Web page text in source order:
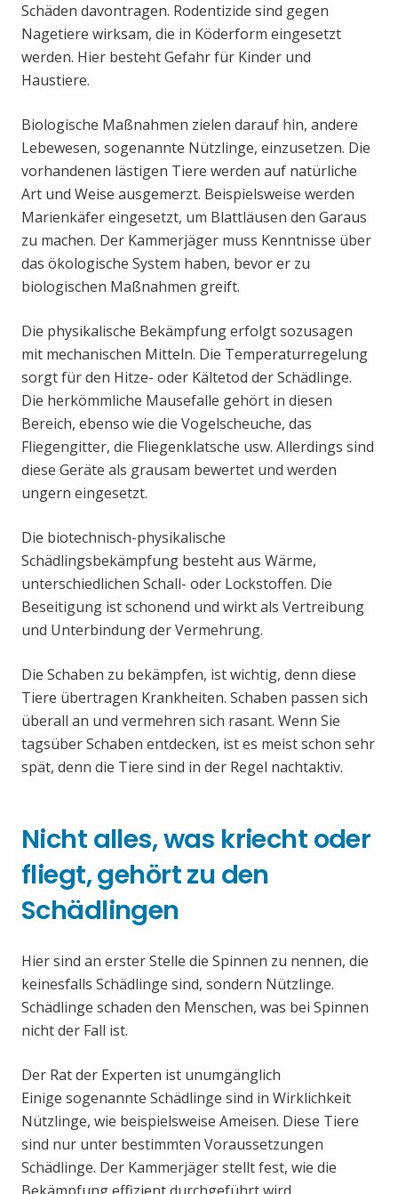
Schäden davontragen. Rodentizide sind gegen
Nagetiere wirksam, die in Köderform eingesetzt
werden. Hier besteht Gefahr für Kinder und
Haustiere.
Biologische Maßnahmen zielen darauf hin, andere
Lebewesen, sogenannte Nützlinge, einzusetzen. Die
vorhandenen lästigen Tiere werden auf natürliche
Art und Weise ausgemerzt. Beispielsweise werden
Marienkäfer eingesetzt, um Blattläusen den Garaus
zu machen. Der Kammerjäger muss Kenntnisse über
das ökologische System haben, bevor er zu
biologischen Maßnahmen greift.
Die physikalische Bekämpfung erfolgt sozusagen
mit mechanischen Mitteln. Die Temperaturregelung
sorgt für den Hitze- oder Kältetod der Schädlinge.
Die herkömmliche Mausefalle gehört in diesen
Bereich, ebenso wie die Vogelscheuche, das
Fliegengitter, die Fliegenklatsche usw. Allerdings sind
diese Geräte als grausam bewertet und werden
ungern eingesetzt.
Die biotechnisch-physikalische
Schädlingsbekämpfung besteht aus Wärme,
unterschiedlichen Schall- oder Lockstoffen. Die
Beseitigung ist schonend und wirkt als Vertreibung
und Unterbindung der Vermehrung.
Die Schaben zu bekämpfen, ist wichtig, denn diese
Tiere übertragen Krankheiten. Schaben passen sich
überall an und vermehren sich rasant. Wenn Sie
tagsüber Schaben entdecken, ist es meist schon sehr
spät, denn die Tiere sind in der Regel nachtaktiv.
Nicht alles, was kriecht oder
fliegt, gehört zu den
Schädlingen
Hier sind an erster Stelle die Spinnen zu nennen, die
keinesfalls Schädlinge sind, sondern Nützlinge.
Schädlinge schaden den Menschen, was bei Spinnen
nicht der Fall ist.
Der Rat der Experten ist unumgänglich
Einige sogenannte Schädlinge sind in Wirklichkeit
Nützlinge, wie beispielsweise Ameisen. Diese Tiere
sind nur unter bestimmten Voraussetzungen
Schädlinge. Der Kammerjäger stellt fest, wie die